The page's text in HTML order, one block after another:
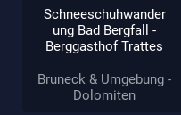
Schneeschuhwander
ung Bad Bergfall -
Berggasthof Trattes
Bruneck & Umgebung -
Dolomiten